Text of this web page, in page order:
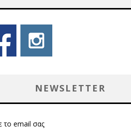
NEWSLETTER
το email σας